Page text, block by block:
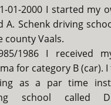
01-2000 I started my
A. Schenk driving
county Vaals.
1986 I received
for category B (car).
as a par time
school called